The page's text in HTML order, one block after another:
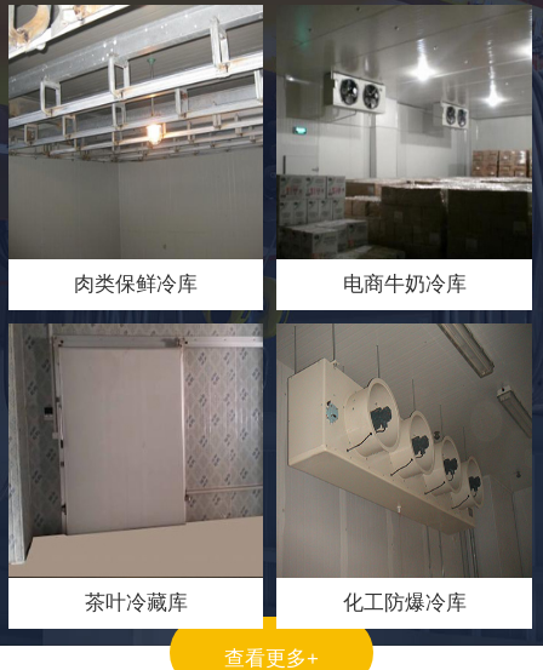
肉类保鲜冷库 电商牛奶冷库
茶叶冷藏库 化工防爆冷库
查看更多+